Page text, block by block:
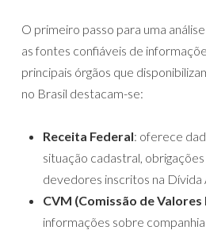
O primeiro passo para uma
as fontes confiáveis de
principais órgãos que
no Brasil destacam-se:
Receita Federal: oferece
situação cadastral,
devedores inscritos na Dívida
CVM (Comissão de
informações sobre